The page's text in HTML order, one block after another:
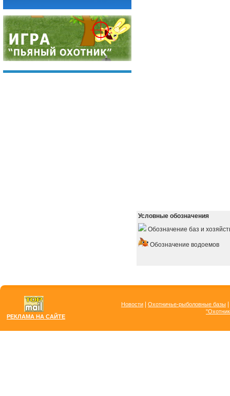
Условные обозначения
Обозначение баз и
Обозначение водоемов
РЕКЛАМА НА САЙТЕ
Новости Охотничье-рыболовные базы